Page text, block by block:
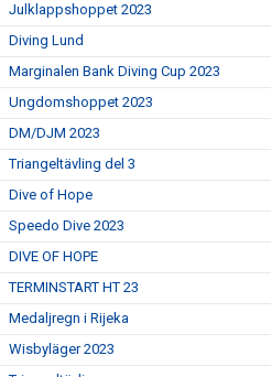
Julklappshoppet 2023
Diving Lund
Marginalen Bank Diving Cup 2023
Ungdomshoppet 2023
DM/DJM 2023
Triangeltävling del 3
Dive of Hope
Speedo Dive 2023
DIVE OF HOPE
TERMINSTART HT 23
Medaljregn i Rijeka
Wisbyläger 2023